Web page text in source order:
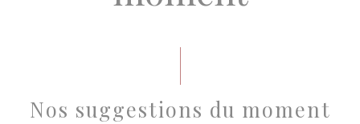
Nos suggestions du moment